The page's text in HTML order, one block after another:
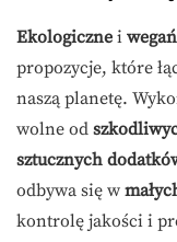
Ekologiczne i
propozycje, które
naszą planetę.
wolne od
sztucznych
odbywa się w
kontrolę jakości i